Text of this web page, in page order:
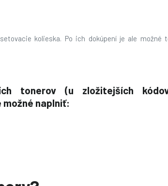
kolieska. Po ich dokúpení je ale možné
tonerov (u zložitejších
naplniť: